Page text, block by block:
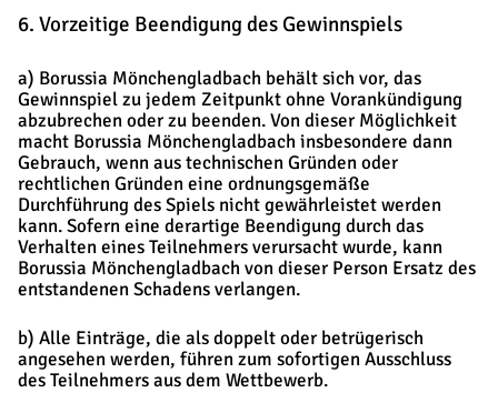
6. Vorzeitige Beendigung des Gewinnspiels
a) Borussia Mönchengladbach behält sich vor, das
Gewinnspiel zu jedem Zeitpunkt ohne Vorankündigung
abzubrechen oder zu beenden. Von dieser Möglichkeit
macht Borussia Mönchengladbach insbesondere dann
Gebrauch, wenn aus technischen Gründen oder
rechtlichen Gründen eine ordnungsgemäße
Durchführung des Spiels nicht gewährleistet werden
kann. Sofern eine derartige Beendigung durch das
Verhalten eines Teilnehmers verursacht wurde, kann
Borussia Mönchengladbach von dieser Person Ersatz des
entstandenen Schadens verlangen.
b) Alle Einträge, die als doppelt oder betrügerisch
angesehen werden, führen zum sofortigen Ausschluss
des Teilnehmers aus dem Wettbewerb.